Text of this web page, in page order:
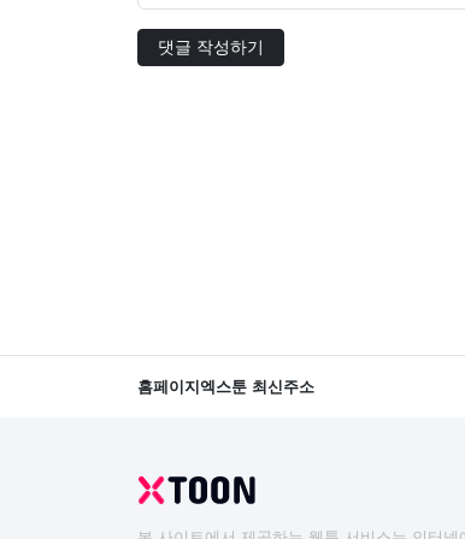
댓글 작성하기
홈페이지 엑스툰 최신주소